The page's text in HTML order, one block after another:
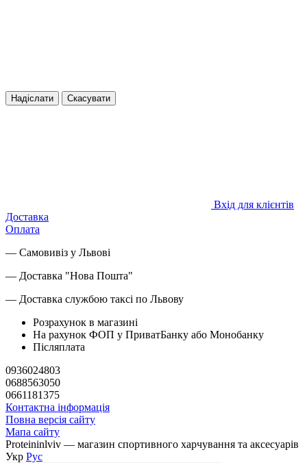
Надіслати Скасувати
Вхід для клієнтів
Доставка
Оплата
— Самовивіз у Львові
— Доставка "Нова Пошта"
— Доставка службою таксі по Львову
Розрахунок в магазині
На рахунок ФОП у ПриватБанку або Монобанку
Післяплата
0936024803
0688563050
0661181375
Контактна інформація
Повна версія сайту
Мапа сайту
Proteininlviv — магазин спортивного харчування та аксесуарів
Укр Рус